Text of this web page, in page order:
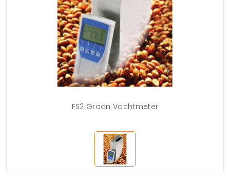
FS2 Graan Vochtmeter